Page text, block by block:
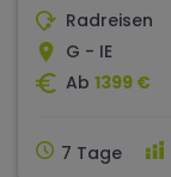
Radreisen
G - IE
Ab 1399 €
7 Tage